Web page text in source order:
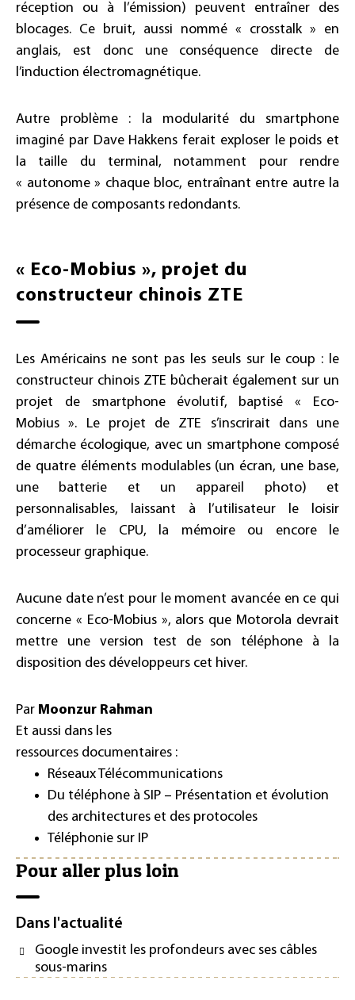
réception ou à l’émission) peuvent entraîner des
blocages. Ce bruit, aussi nommé « crosstalk » en
anglais, est donc une conséquence directe de
l’induction électromagnétique.
Autre problème : la modularité du smartphone
imaginé par Dave Hakkens ferait exploser le poids et
la taille du terminal, notamment pour rendre
« autonome » chaque bloc, entraînant entre autre la
présence de composants redondants.
« Eco-Mobius », projet du
constructeur chinois ZTE
Les Américains ne sont pas les seuls sur le coup : le
constructeur chinois ZTE bûcherait également sur un
projet de smartphone évolutif, baptisé « Eco-
Mobius ». Le projet de ZTE s’inscrirait dans une
démarche écologique, avec un smartphone composé
de quatre éléments modulables (un écran, une base,
une batterie et un appareil photo) et
personnalisables, laissant à l’utilisateur le loisir
d’améliorer le CPU, la mémoire ou encore le
processeur graphique.
Aucune date n’est pour le moment avancée en ce qui
concerne « Eco-Mobius », alors que Motorola devrait
mettre une version test de son téléphone à la
disposition des développeurs cet hiver.
Par Moonzur Rahman
Et aussi dans les
ressources documentaires :
Réseaux Télécommunications
Du téléphone à SIP – Présentation et évolution
des architectures et des protocoles
Téléphonie sur IP
Pour aller plus loin
Dans l'actualité
Google investit les profondeurs avec ses câbles
sous-marins